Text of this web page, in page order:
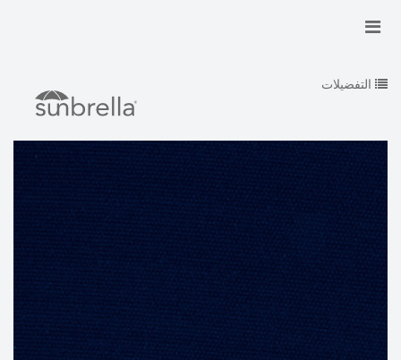
التفضيلات